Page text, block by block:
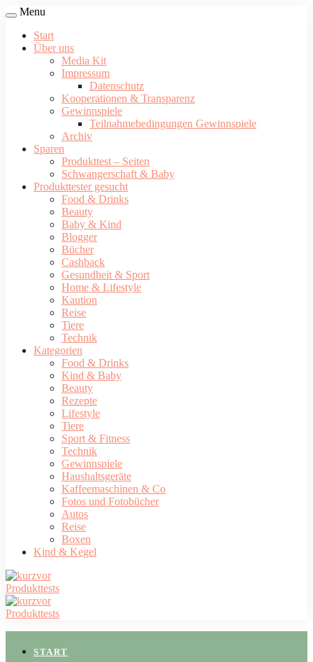
Menu
Start
Über uns
Media Kit
Impressum
Datenschutz
Kooperationen & Transparenz
Gewinnspiele
Teilnahmebedingungen Gewinnspiele
Archiv
Sparen
Produkttest – Seiten
Schwangerschaft & Baby
Produkttester gesucht
Food & Drinks
Beauty
Baby & Kind
Blogger
Bücher
Cashback
Gesundheit & Sport
Home & Lifestyle
Kaution
Reise
Tiere
Technik
Kategorien
Food & Drinks
Kind & Baby
Beauty
Rezepte
Lifestyle
Tiere
Sport & Fitness
Technik
Gewinnspiele
Haushaltsgeräte
Kaffeemaschinen & Co
Fotos und Fotobücher
Autos
Reise
Boxen
Kind & Kegel
START